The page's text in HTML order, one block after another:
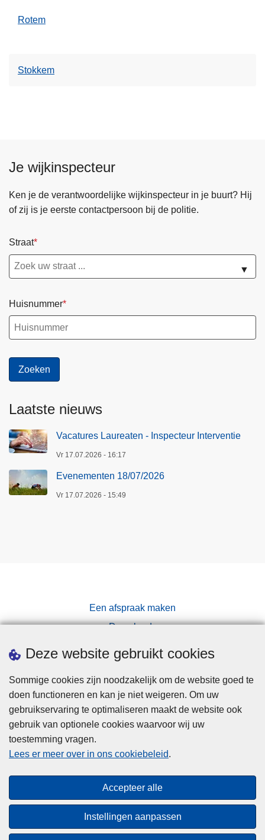
Deze website gebruikt cookies
Sommige cookies zijn noodzakelijk om de website goed te
doen functioneren en kan je niet weigeren. Om uw
gebruikservaring te optimaliseren maakt de website ook
gebruik van optionele cookies waarvoor wij uw
toestemming vragen.
Lees er meer over in ons cookiebeleid.
Accepteer alle
Instellingen aanpassen
Rotem
Stokkem
Je wijkinspecteur
Ken je de verantwoordelijke wijkinspecteur in je buurt? Hij
of zij is je eerste contactpersoon bij de politie.
Straat
▼
Huisnummer
Laatste nieuws
Vacatures Laureaten - Inspecteur Interventie
Vr 17.07.2026 - 16:17
Evenementen 18/07/2026
Vr 17.07.2026 - 15:49
Een afspraak maken
Downloads
Pers
Privacy
Toegankelijkheid
© 2026 Politie.be